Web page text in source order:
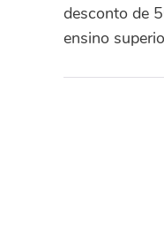
desconto de
ensino